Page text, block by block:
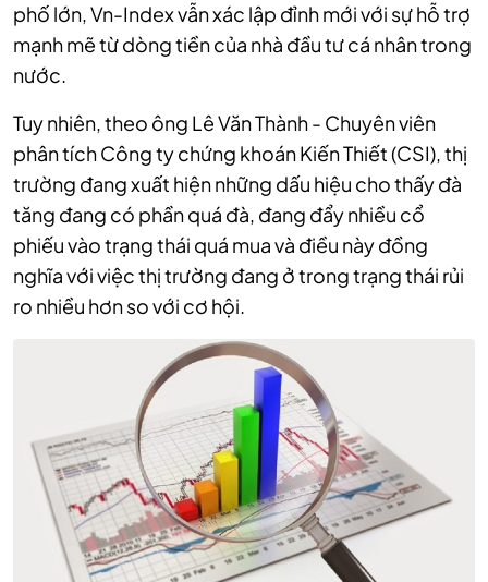
phố lớn, Vn-Index vẫn xác lập đỉnh mới với sự hỗ trợ
mạnh mẽ từ dòng tiền của nhà đầu tư cá nhân trong
nước.
Tuy nhiên, theo ông Lê Văn Thành - Chuyên viên
phân tích Công ty chứng khoán Kiến Thiết (CSI), thị
trường đang xuất hiện những dấu hiệu cho thấy đà
tăng đang có phần quá đà, đang đẩy nhiều cổ
phiếu vào trạng thái quá mua và điều này đồng
nghĩa với việc thị trường đang ở trong trạng thái rủi
ro nhiều hơn so với cơ hội.